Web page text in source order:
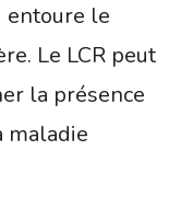
entoure le
Le LCR peut
la présence
maladie